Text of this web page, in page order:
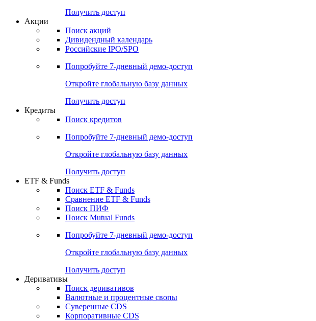
Получить доступ
Акции
Поиск акций
Дивидендный календарь
Российские IPO/SPO
Попробуйте 7-дневный демо-доступ
Откройте глобальную базу данных
Получить доступ
Кредиты
Поиск кредитов
Попробуйте 7-дневный демо-доступ
Откройте глобальную базу данных
Получить доступ
ETF & Funds
Поиск ETF & Funds
Сравнение ETF & Funds
Поиск ПИФ
Поиск Mutual Funds
Попробуйте 7-дневный демо-доступ
Откройте глобальную базу данных
Получить доступ
Деривативы
Поиск деривативов
Валютные и процентные свопы
Суверенные CDS
Корпоративные CDS